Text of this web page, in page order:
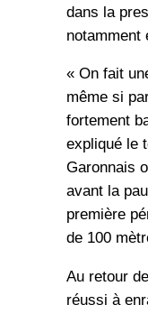
dans la
notamment
« On fait
même si
fortement
expliqué le
Garonnais
avant la
première
de 100
Au retour
réussi à